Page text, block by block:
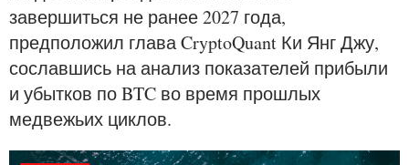
завершиться не ранее 2027 года,
предположил глава CryptoQuant Ки Янг Джу,
сославшись на анализ показателей прибыли
и убытков по BTC во время прошлых
медвежьих циклов.